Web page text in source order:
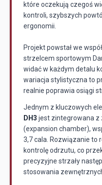
które oczekują czegoś
kontroli, szybszych
ergonomii.
Projekt powstał we
strzelcem sportowym
widać w każdym detalu
wariacja stylistyczna to
realnie poprawia osiągi
Jednym z kluczowych
DH3 jest zintegrowana z
(expansion chamber),
3,7 cala. Rozwiązanie to
kontrolę odrzutu, co
precyzyjne strzały
stosowania